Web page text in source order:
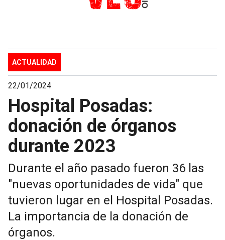
ACTUALIDAD
22/01/2024
Hospital Posadas:
donación de órganos
durante 2023
Durante el año pasado fueron 36 las
"nuevas oportunidades de vida" que
tuvieron lugar en el Hospital Posadas.
La importancia de la donación de
órganos.